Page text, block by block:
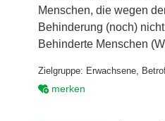
Menschen, die wegen
Behinderung (noch)
Behinderte Menschen
Zielgruppe: Erwachsene
merken